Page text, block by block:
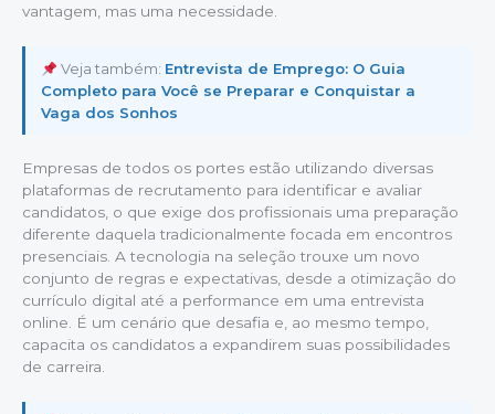
vantagem, mas uma necessidade.
Veja também: Entrevista de Emprego: O Guia
Completo para Você se Preparar e Conquistar a
Vaga dos Sonhos
Empresas de todos os portes estão utilizando diversas
plataformas de recrutamento para identificar e avaliar
candidatos, o que exige dos profissionais uma preparação
diferente daquela tradicionalmente focada em encontros
presenciais. A tecnologia na seleção trouxe um novo
conjunto de regras e expectativas, desde a otimização do
currículo digital até a performance em uma entrevista
online. É um cenário que desafia e, ao mesmo tempo,
capacita os candidatos a expandirem suas possibilidades
de carreira.